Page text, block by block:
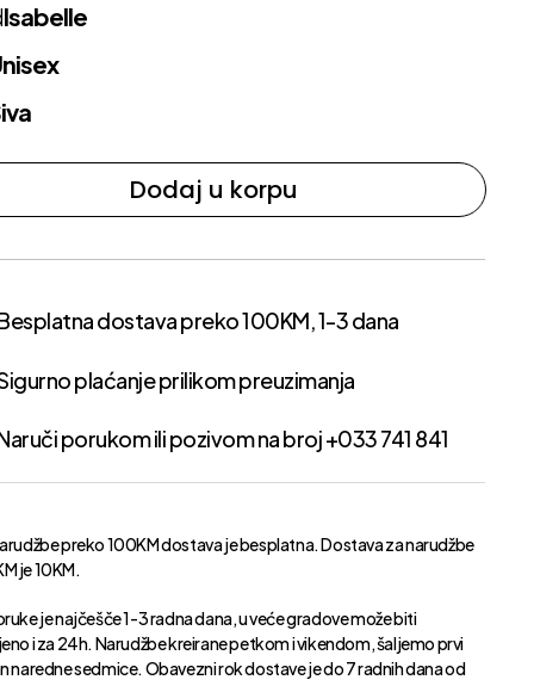
Isabelle
Dodaj u korpu
dostava preko 100KM, 1-3 dana
plaćanje prilikom preuzimanja
porukom ili pozivom na broj +033 741 841
preko 100KM dostava je besplatna. Dostava za narudžbe
je 10KM.
je najčešče 1-3 radna dana, u veće gradove može biti
i za 24h. Narudžbe kreirane petkom i vikendom, šaljemo prvi
naredne sedmice. Obavezni rok dostave je do 7 radnih dana od